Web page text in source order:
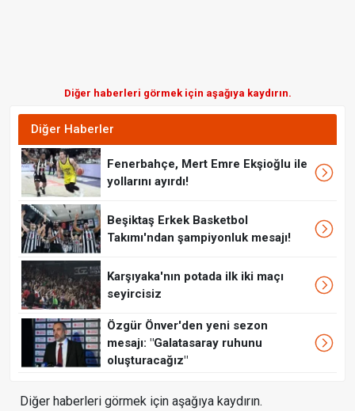
Diğer haberleri görmek için aşağıya kaydırın.
Diğer Haberler
Fenerbahçe, Mert Emre Ekşioğlu ile
yollarını ayırdı!
Beşiktaş Erkek Basketbol
Takımı'ndan şampiyonluk mesajı!
Karşıyaka'nın potada ilk iki maçı
seyircisiz
Özgür Önver'den yeni sezon
mesajı: "Galatasaray ruhunu
oluşturacağız"
Diğer haberleri görmek için aşağıya kaydırın.